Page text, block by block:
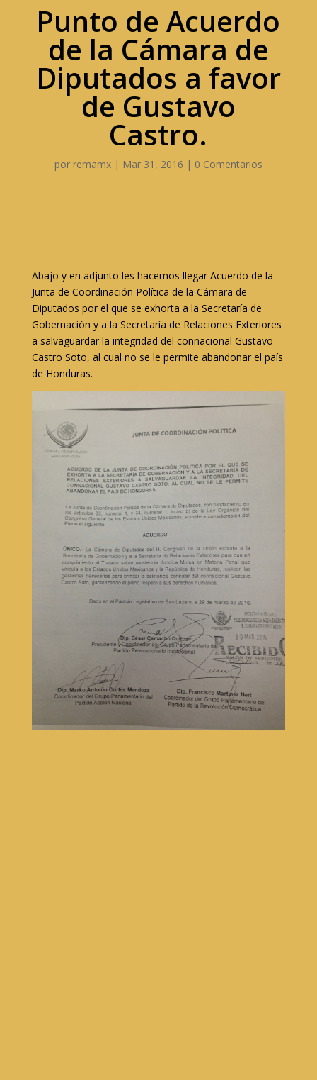
Punto de Acuerdo
de la Cámara de
Diputados a favor
de Gustavo
Castro.
por remamx| Mar 31, 2016 | 0 Comentarios
Abajo y en adjunto les hacemos llegar Acuerdo de la
Junta de Coordinación Política de la Cámara de
Diputados por el que se exhorta a la Secretaría de
Gobernación y a la Secretaría de Relaciones Exteriores
a salvaguardar la integridad del connacional Gustavo
Castro Soto, al cual no se le permite abandonar el país
de Honduras.